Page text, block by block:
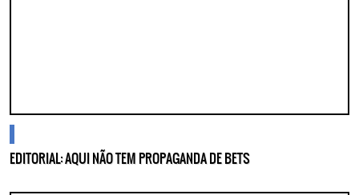
EDITORIAL: AQUI NÃO TEM PROPAGANDA DE BETS